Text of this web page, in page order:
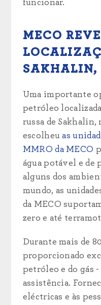
funcionar.
MECO
SAKHALIN,
Uma importante
petróleo
russa de
escolheuas
MMRO da MECO
água potável e de
alguns dos
mundo, as
da MECO
zero e até
Durante mais de
proporcionado
petróleo e do gás
assistência.
eléctricas e às